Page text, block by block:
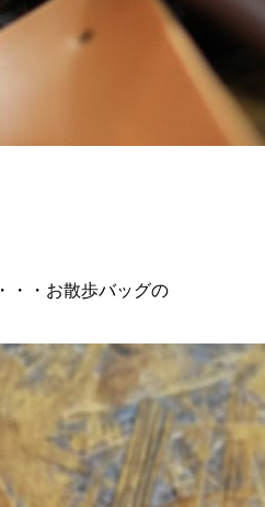
・・・お散歩バッグの